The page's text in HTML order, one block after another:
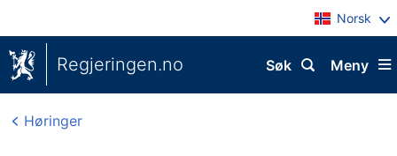
Norsk
Regjeringen.no Meny
Søk
Høringer